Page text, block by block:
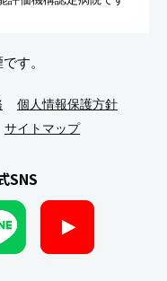
す。
個人情報保護方針
サイトマップ
SNS